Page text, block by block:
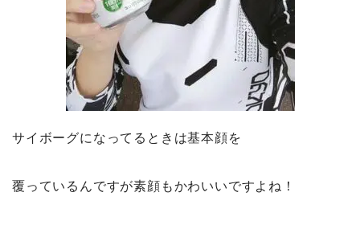
サイボーグになってるときは基本顔を
覆っているんですが素顔もかわいいですよね！